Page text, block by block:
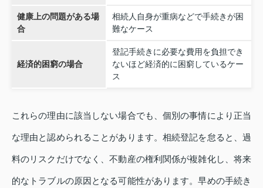
健康上の問題がある場
合
相続人自身が重病などで手続きが困
難なケース
経済的困窮の場合
登記手続きに必要な費用を負担でき
ないほど経済的に困窮しているケー
ス
これらの理由に該当しない場合でも、個別の事情により正当
な理由と認められることがあります。相続登記を怠ると、過
料のリスクだけでなく、不動産の権利関係が複雑化し、将来
的なトラブルの原因となる可能性があります。早めの手続き